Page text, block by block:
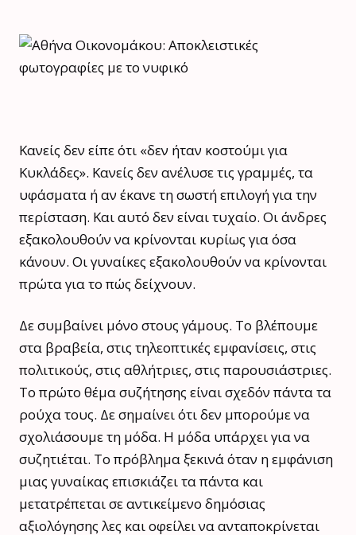
Κανείς δεν είπε ότι «δεν ήταν κοστούμι για
Κυκλάδες». Κανείς δεν ανέλυσε τις γραμμές, τα
υφάσματα ή αν έκανε τη σωστή επιλογή για την
περίσταση. Και αυτό δεν είναι τυχαίο. Οι άνδρες
εξακολουθούν να κρίνονται κυρίως για όσα
κάνουν. Οι γυναίκες εξακολουθούν να κρίνονται
πρώτα για το πώς δείχνουν.
Δε συμβαίνει μόνο στους γάμους. Το βλέπουμε
στα βραβεία, στις τηλεοπτικές εμφανίσεις, στις
πολιτικούς, στις αθλήτριες, στις παρουσιάστριες.
Το πρώτο θέμα συζήτησης είναι σχεδόν πάντα τα
ρούχα τους. Δε σημαίνει ότι δεν μπορούμε να
σχολιάσουμε τη μόδα. Η μόδα υπάρχει για να
συζητιέται. Το πρόβλημα ξεκινά όταν η εμφάνιση
μιας γυναίκας επισκιάζει τα πάντα και
μετατρέπεται σε αντικείμενο δημόσιας
αξιολόγησης λες και οφείλει να ανταποκρίνεται